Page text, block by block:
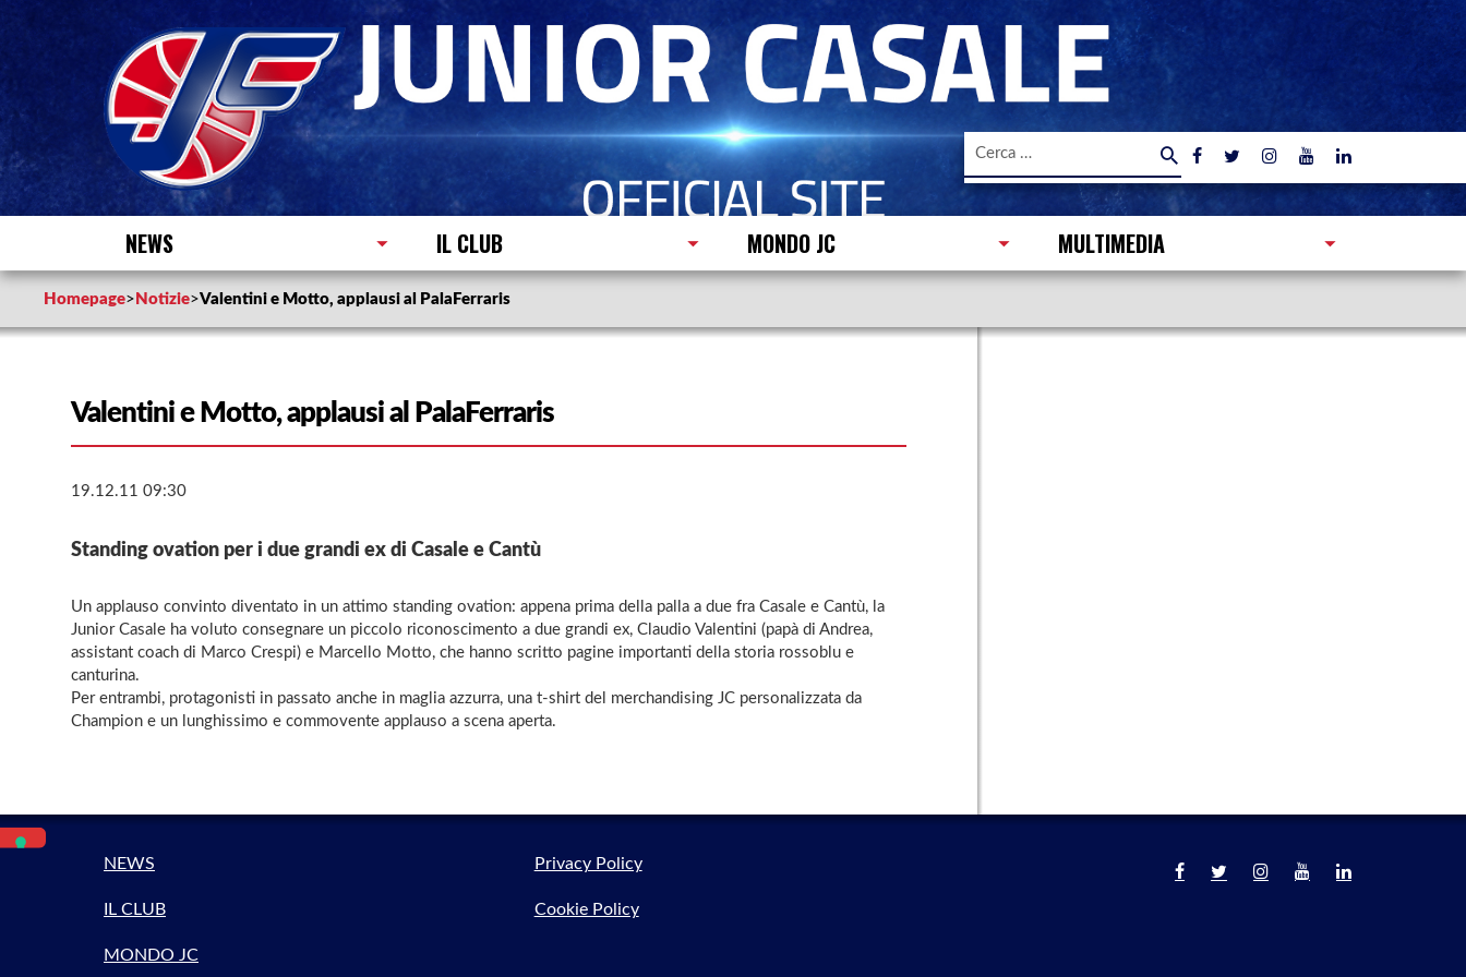
Ricerca
NEWS IL CLUB MONDO JC MULTIMEDIA
Homepage> Notizie>Valentini e Motto, applausi al PalaFerraris
Valentini e Motto, applausi al PalaFerraris
19.12.11 09:30
Standing ovation per i due grandi ex di Casale e Cantù
Un applauso convinto diventato in un attimo standing ovation: appena prima della palla a due fra Casale e Cantù, la
Junior Casale ha voluto consegnare un piccolo riconoscimento a due grandi ex, Claudio Valentini (papà di Andrea,
assistant coach di Marco Crespi) e Marcello Motto, che hanno scritto pagine importanti della storia rossoblu e
canturina.
Per entrambi, protagonisti in passato anche in maglia azzurra, una t-shirt del merchandising JC personalizzata da
Champion e un lunghissimo e commovente applauso a scena aperta.
NEWS
IL CLUB
MONDO JC
Privacy Policy
Cookie Policy